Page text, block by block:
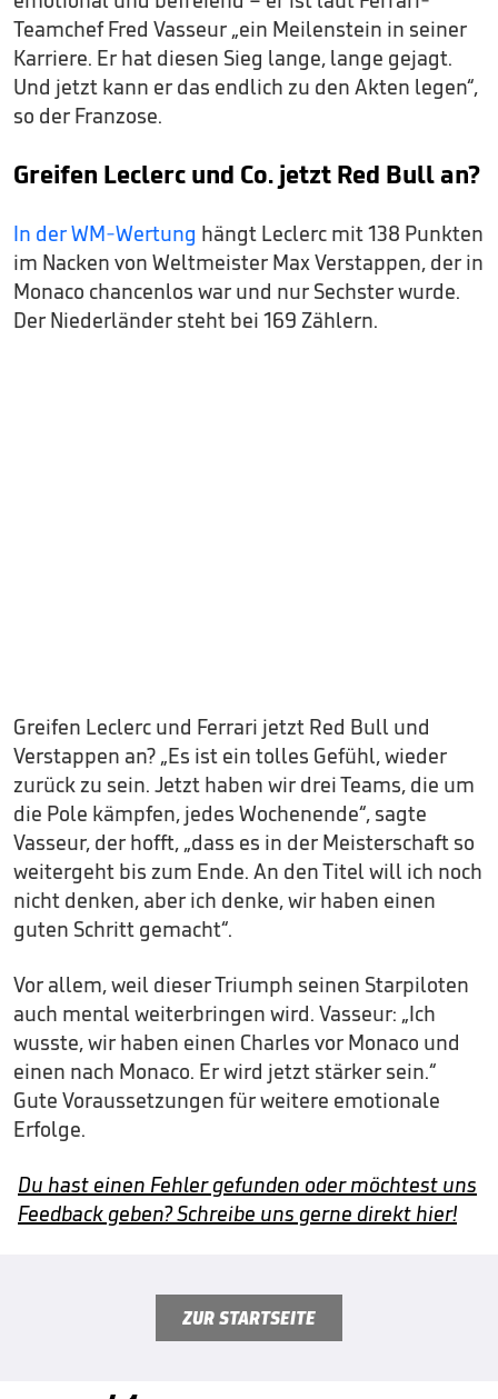
Teamchef Fred Vasseur „ein Meilenstein in seiner
Karriere. Er hat diesen Sieg lange, lange gejagt.
Und jetzt kann er das endlich zu den Akten legen“,
so der Franzose.
Greifen Leclerc und Co. jetzt Red Bull an?
In der WM-Wertung hängt Leclerc mit 138 Punkten
im Nacken von Weltmeister Max Verstappen, der in
Monaco chancenlos war und nur Sechster wurde.
Der Niederländer steht bei 169 Zählern.
Greifen Leclerc und Ferrari jetzt Red Bull und
Verstappen an? „Es ist ein tolles Gefühl, wieder
zurück zu sein. Jetzt haben wir drei Teams, die um
die Pole kämpfen, jedes Wochenende“, sagte
Vasseur, der hofft, „dass es in der Meisterschaft so
weitergeht bis zum Ende. An den Titel will ich noch
nicht denken, aber ich denke, wir haben einen
guten Schritt gemacht“.
Vor allem, weil dieser Triumph seinen Starpiloten
auch mental weiterbringen wird. Vasseur: „Ich
wusste, wir haben einen Charles vor Monaco und
einen nach Monaco. Er wird jetzt stärker sein.“
Gute Voraussetzungen für weitere emotionale
Erfolge.
Du hast einen Fehler gefunden oder möchtest uns
Feedback geben? Schreibe uns gerne direkt hier!
ZUR STARTSEITE